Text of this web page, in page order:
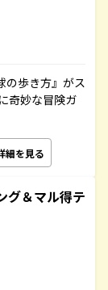
の歩き方』がス
奇妙な冒険ガ
細を見る
＆マル得テ